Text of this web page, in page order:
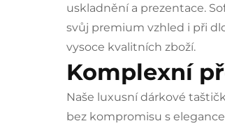
uskladnění a prezentace.
svůj premium vzhled i při
vysoce kvalitních zboží.
Komplexní
Naše luxusní dárkové
bez kompromisu s